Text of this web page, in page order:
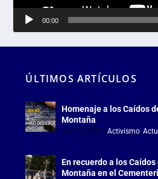
00:00
ÚLTIMOS ARTÍCULOS
Homenaje a los Caídos
Montaña
Jul 18, 2026 |Activismo,
En recuerdo a los
Montaña en el